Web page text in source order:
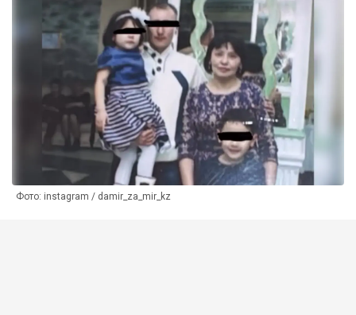
Фото: instagram / damir_za_mir_kz